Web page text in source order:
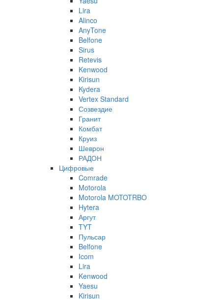
Lira
Alinco
AnyTone
Belfone
Sirus
Retevis
Kenwood
Kirisun
Kydera
Vertex Standard
Созвездие
Гранит
Комбат
Круиз
Шеврон
РАДОН
Цифровые
Comrade
Motorola
Motorola MOTOTRBO
Hytera
Аргут
TYT
Пульсар
Belfone
Icom
Lira
Kenwood
Yaesu
Kirisun